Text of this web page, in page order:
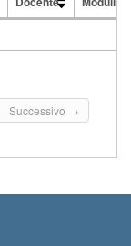
Successivo →